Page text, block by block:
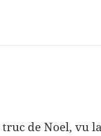
truc de Noel, vu